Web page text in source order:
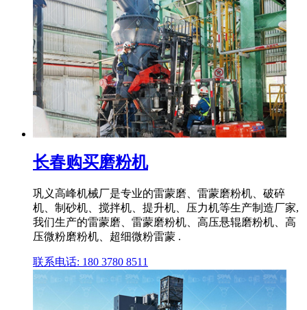
长春购买磨粉机
巩义高峰机械厂是专业的雷蒙磨、雷蒙磨粉机、破碎
机、制砂机、搅拌机、提升机、压力机等生产制造厂家,
我们生产的雷蒙磨、雷蒙磨粉机、高压悬辊磨粉机、高
压微粉磨粉机、超细微粉雷蒙 .
联系电话: 180 3780 8511